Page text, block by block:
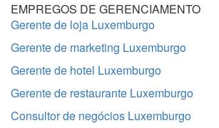
EMPREGOS DE GERENCIAMENTO
Gerente de loja Luxemburgo
Gerente de marketing Luxemburgo
Gerente de hotel Luxemburgo
Gerente de restaurante Luxemburgo
Consultor de negócios Luxemburgo